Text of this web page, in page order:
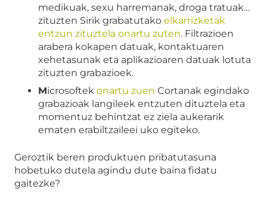
medikuak, sexu harremanak, droga tratuak…
zituzten Sirik grabatutako elkarrizketak
entzun zituztela onartu zuten. Filtrazioen
arabera kokapen datuak, kontaktuaren
xehetasunak eta aplikazioaren datuak lotuta
zituzten grabazioek.
Microsoftek onartu zuen Cortanak egindako
grabazioak langileek entzuten dituztela eta
momentuz behintzat ez ziela aukerarik
ematen erabiltzaileei uko egiteko.
Geroztik beren produktuen pribatutasuna
hobetuko dutela agindu dute baina fidatu
gaitezke?